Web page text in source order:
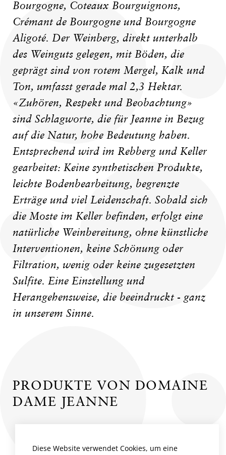
Bourgogne, Coteaux Bourguignons,
Crémant de Bourgogne und Bourgogne
Aligoté. Der Weinberg, direkt unterhalb
des Weinguts gelegen, mit Böden, die
geprägt sind von rotem Mergel, Kalk und
Ton, umfasst gerade mal 2,3 Hektar.
«Zuhören, Respekt und Beobachtung»
sind Schlagworte, die für Jeanne in Bezug
auf die Natur, hohe Bedeutung haben.
Entsprechend wird im Rebberg und Keller
gearbeitet: Keine synthetischen Produkte,
leichte Bodenbearbeitung, begrenzte
Erträge und viel Leidenschaft. Sobald sich
die Moste im Keller befinden, erfolgt eine
natürliche Weinbereitung, ohne künstliche
Interventionen, keine Schönung oder
Filtration, wenig oder keine zugesetzten
Sulfite. Eine Einstellung und
Herangehensweise, die beeindruckt - ganz
in unserem Sinne.
PRODUKTE VON DOMAINE
DAME JEANNE
Diese Website verwendet Cookies, um eine